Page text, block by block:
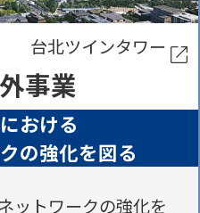
台北ツインタワー
事業
おける
の強化を図る
ットワークの強化を